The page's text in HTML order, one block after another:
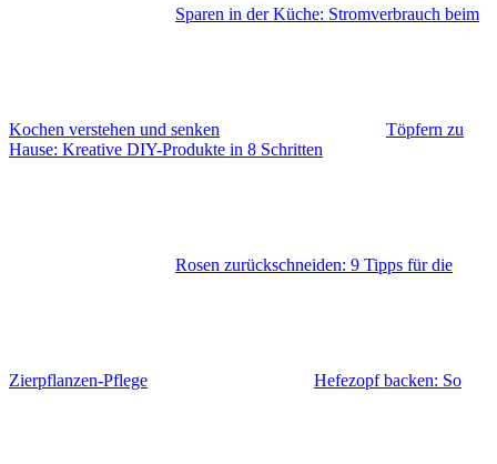
Sparen in der Küche: Stromverbrauch beim
Kochen verstehen und senken
Töpfern zu
Hause: Kreative DIY-Produkte in 8 Schritten
Rosen zurückschneiden: 9 Tipps für die
Zierpflanzen-Pflege Hefezopf backen: So